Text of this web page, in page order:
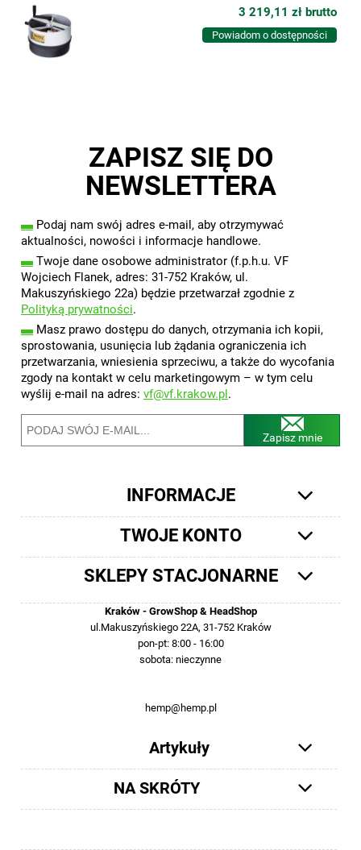
3 219,11 zł brutto
Powiadom o dostępności
ZAPISZ SIĘ DO
NEWSLETTERA
▬ Podaj nam swój adres e-mail, aby otrzymywać
aktualności, nowości i informacje handlowe.
▬ Twoje dane osobowe administrator (f.p.h.u. VF
Wojciech Flanek, adres: 31-752 Kraków, ul.
Makuszyńskiego 22a) będzie przetwarzał zgodnie z
Polityką prywatności.
▬ Masz prawo dostępu do danych, otrzymania ich kopii,
sprostowania, usunięcia lub żądania ograniczenia ich
przetwarzania, wniesienia sprzeciwu, a także do wycofania
zgody na kontakt w celu marketingowym – w tym celu
wyślij e-mail na adres: vf@vf.krakow.pl.
Zapisz mnie
INFORMACJE
TWOJE KONTO
SKLEPY STACJONARNE
Kraków - GrowShop & HeadShop
ul.Makuszyńskiego 22A, 31-752 Kraków
pon-pt: 8:00 - 16:00
sobota: nieczynne
hemp@hemp.pl
Artykuły
NA SKRÓTY